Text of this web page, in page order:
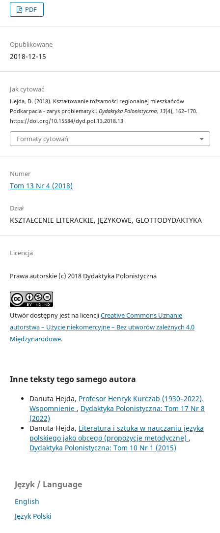
PDF
Opublikowane
2018-12-15
Jak cytować
Hejda, D. (2018). Kształtowanie tożsamości regionalnej mieszkańców
Podkarpacia - zarys problematyki. Dydaktyka Polonistyczna, 13(4), 162–170.
https://doi.org/10.15584/dyd.pol.13.2018.13
Formaty cytowań
Numer
Tom 13 Nr 4 (2018)
Dział
KSZTAŁCENIE LITERACKIE, JĘZYKOWE, GLOTTODYDAKTYKA
Licencja
Prawa autorskie (c) 2018 Dydaktyka Polonistyczna
Utwór dostępny jest na licencjiCreative Commons Uznanie
autorstwa – Użycie niekomercyjne – Bez utworów zależnych 4.0
Międzynarodowe.
Inne teksty tego samego autora
Danuta Hejda, Profesor Henryk Kurczab (1930–2022).
Wspomnienie , Dydaktyka Polonistyczna: Tom 17 Nr 8
(2022)
Danuta Hejda, Literatura i sztuka w nauczaniu języka
polskiego jako obcego (propozycje metodyczne) ,
Dydaktyka Polonistyczna: Tom 10 Nr 1 (2015)
Język / Language
English
Język Polski